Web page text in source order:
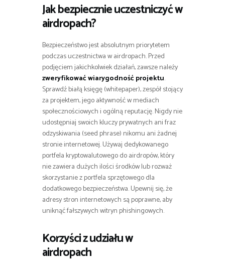
Jak bezpiecznie uczestniczyć w
airdropach?
Bezpieczeństwo jest absolutnym priorytetem
podczas uczestnictwa w airdropach. Przed
podjęciem jakichkolwiek działań, zawsze należy
zweryfikować wiarygodność projektu.
Sprawdź białą księgę (whitepaper), zespół stojący
za projektem, jego aktywność w mediach
społecznościowych i ogólną reputację. Nigdy nie
udostępniaj swoich kluczy prywatnych ani fraz
odzyskiwania (seed phrase) nikomu ani żadnej
stronie internetowej. Używaj dedykowanego
portfela kryptowalutowego do airdropów, który
nie zawiera dużych ilości środków lub rozważ
skorzystanie z portfela sprzętowego dla
dodatkowego bezpieczeństwa. Upewnij się, że
adresy stron internetowych są poprawne, aby
uniknąć fałszywych witryn phishingowych.
Korzyści z udziału w
airdropach